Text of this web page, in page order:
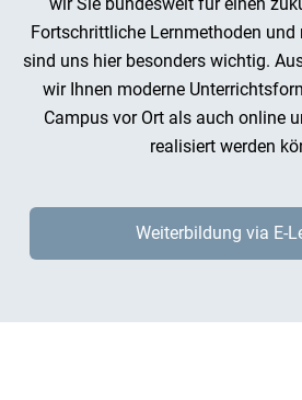
Fortschrittliche Lernmethoden
sind uns hier besonders wichtig.
wir Ihnen moderne
Campus vor Ort als auch online
realisiert werden
Weiterbildung via E-